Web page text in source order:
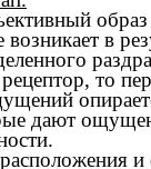
в
то
дают